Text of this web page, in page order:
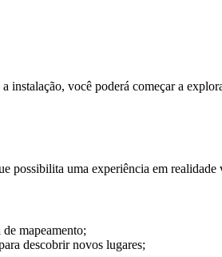
instalação, você poderá começar a
possibilita uma experiência em realidade
mapeamento;
descobrir novos lugares;